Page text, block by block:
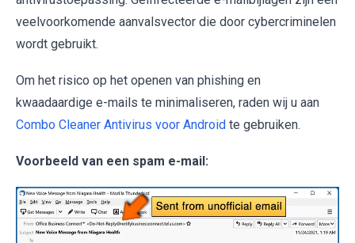
veelvoorkomende aanvalsvector die door cybercriminelen
wordt gebruikt.
Om het risico op het openen van phishing en
kwaadaardige e-mails te minimaliseren, raden wij u aan
Combo Cleaner Antivirus voor Android te gebruiken.
Voorbeeld van een spam e-mail: